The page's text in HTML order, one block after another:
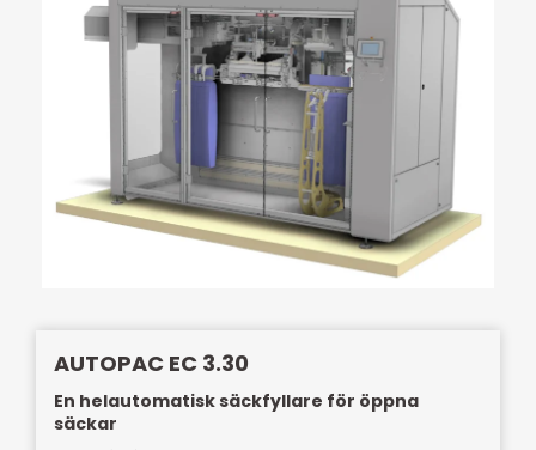
AUTOPAC EC 3.30
En helautomatisk säckfyllare för öppna
säckar